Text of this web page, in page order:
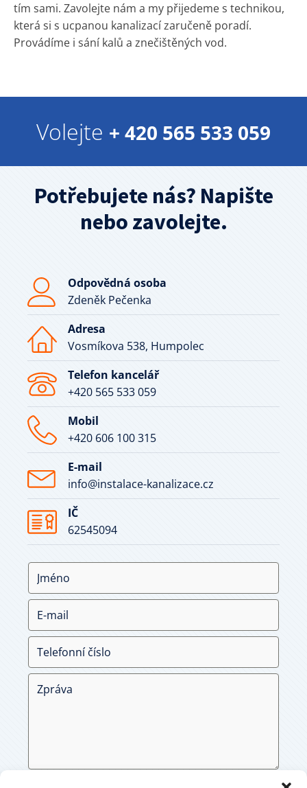
tím sami. Zavolejte nám a my přijedeme s technikou,
která si s ucpanou kanalizací zaručeně poradí.
Provádíme i sání kalů a znečištěných vod.
Volejte + 420 565 533 059
Potřebujete nás? Napište
nebo zavolejte.
Odpovědná osoba
Zdeněk Pečenka
Adresa
Vosmíkova 538, Humpolec
Telefon kancelář
+420 565 533 059
Mobil
+420 606 100 315
E-mail
info@instalace-kanalizace.cz
IČ
62545094